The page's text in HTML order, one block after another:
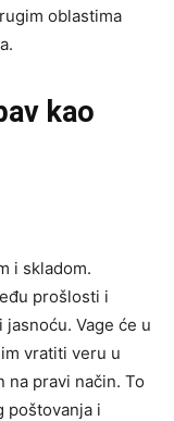
oblastima
kao
i skladom.
prošlosti i
Vage će u
vratiti veru u
na pravi način. To
poštovanja i